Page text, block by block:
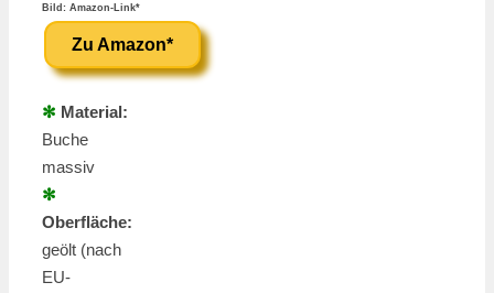
Bild: Amazon-Link*
Zu Amazon*
✻ Material:
Buche
massiv
✻
Oberfläche:
geölt (nach
EU-